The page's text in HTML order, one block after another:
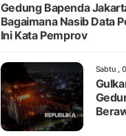
Gedung Bapenda
Bagaimana Nasib Data
Ini Kata Pemprov
Sabtu ,